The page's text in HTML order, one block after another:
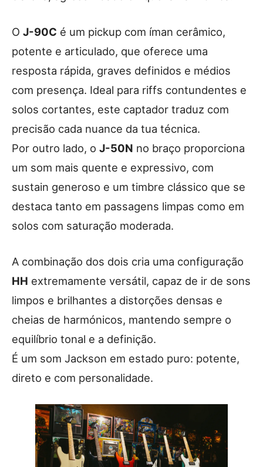
O J-90C é um pickup com íman cerâmico,
potente e articulado, que oferece uma
resposta rápida, graves definidos e médios
com presença. Ideal para riffs contundentes e
solos cortantes, este captador traduz com
precisão cada nuance da tua técnica.
Por outro lado, o J-50N no braço proporciona
um som mais quente e expressivo, com
sustain generoso e um timbre clássico que se
destaca tanto em passagens limpas como em
solos com saturação moderada.
A combinação dos dois cria uma configuração
HH extremamente versátil, capaz de ir de sons
limpos e brilhantes a distorções densas e
cheias de harmónicos, mantendo sempre o
equilíbrio tonal e a definição.
É um som Jackson em estado puro: potente,
direto e com personalidade.